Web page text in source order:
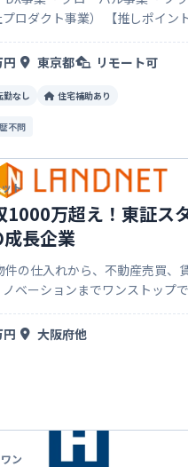
業） 【推しポイント】 1、
～TeamTechで世
ション！ 代表は早稲田…
東京都 リモート可
勤なし 住宅補助あり
不問
ト
1000万超え！東証ス
長企業
件の仕入れから、不動産売買、
ベーションまでワンストップ
は独自のデータベースをはじ
、オリジナルアプリ開発など先進
大阪府他
ン